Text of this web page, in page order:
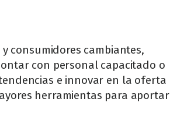
consumidores cambiantes,
con personal capacitado o
e innovar en la oferta
herramientas para aportar